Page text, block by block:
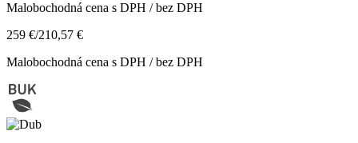
Malobochodná cena s DPH / bez DPH
259 €/210,57 €
Malobochodná cena s DPH / bez DPH